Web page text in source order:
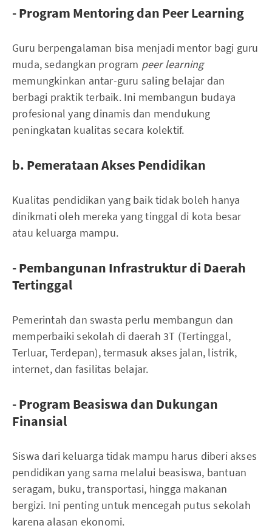
- Program Mentoring dan Peer Learning
Guru berpengalaman bisa menjadi mentor bagi guru
muda, sedangkan program peer learning
memungkinkan antar-guru saling belajar dan
berbagi praktik terbaik. Ini membangun budaya
profesional yang dinamis dan mendukung
peningkatan kualitas secara kolektif.
b. Pemerataan Akses Pendidikan
Kualitas pendidikan yang baik tidak boleh hanya
dinikmati oleh mereka yang tinggal di kota besar
atau keluarga mampu.
- Pembangunan Infrastruktur di Daerah
Tertinggal
Pemerintah dan swasta perlu membangun dan
memperbaiki sekolah di daerah 3T (Tertinggal,
Terluar, Terdepan), termasuk akses jalan, listrik,
internet, dan fasilitas belajar.
- Program Beasiswa dan Dukungan
Finansial
Siswa dari keluarga tidak mampu harus diberi akses
pendidikan yang sama melalui beasiswa, bantuan
seragam, buku, transportasi, hingga makanan
bergizi. Ini penting untuk mencegah putus sekolah
karena alasan ekonomi.